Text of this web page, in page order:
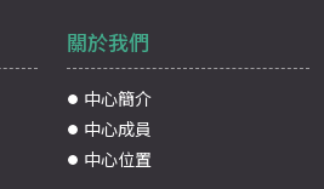
關於我們
中心簡介
中心成員
中心位置